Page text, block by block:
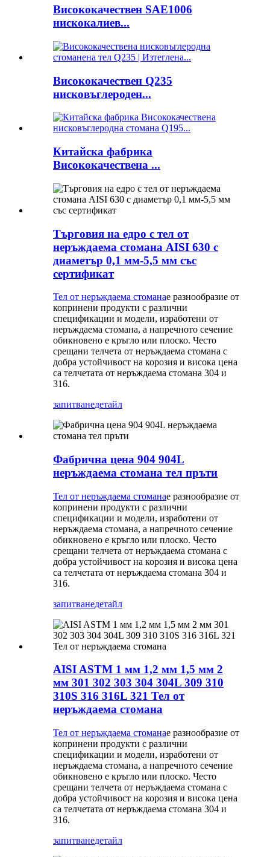
Висококачествен SAE1006
нискокалиев...
Висококачествен Q235
нисковъглероден...
Китайска фабрика
Висококачествена ...
Търговия на едро с тел от
неръждаема стомана AISI 630 с
диаметър 0,1 мм-5,5 мм със
сертификат
Тел от неръждаема стоманае разнообразие от
копринени продукти с различни
спецификации и модели, изработени от
неръждаема стомана, а напречното сечение
обикновено е кръгло или плоско. Често
срещани телчета от неръждаема стомана с
добра устойчивост на корозия и висока цена
са телчетата от неръждаема стомана 304 и
316.
запитванедетайл
Фабрична цена 904 904L
неръждаема стомана тел пръти
Тел от неръждаема стоманае разнообразие от
копринени продукти с различни
спецификации и модели, изработени от
неръждаема стомана, а напречното сечение
обикновено е кръгло или плоско. Често
срещани телчета от неръждаема стомана с
добра устойчивост на корозия и висока цена
са телчетата от неръждаема стомана 304 и
316.
запитванедетайл
AISI ASTM 1 мм 1,2 мм 1,5 мм 2
мм 301 302 303 304 304L 309 310
310S 316 316L 321 Тел от
неръждаема стомана
Тел от неръждаема стоманае разнообразие от
копринени продукти с различни
спецификации и модели, изработени от
неръждаема стомана, а напречното сечение
обикновено е кръгло или плоско. Често
срещани телчета от неръждаема стомана с
добра устойчивост на корозия и висока цена
са телчетата от неръждаема стомана 304 и
316.
запитванедетайл